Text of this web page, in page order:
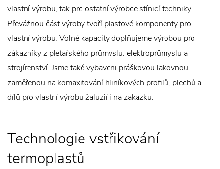
vlastní výrobu, tak pro ostatní výrobce stínicí techniky.
Převážnou část výroby tvoří plastové komponenty pro
vlastní výrobu. Volné kapacity doplňujeme výrobou pro
zákazníky z pletařského průmyslu, elektroprůmyslu a
strojírenství. Jsme také vybaveni práškovou lakovnou
zaměřenou na komaxitování hliníkových profilů, plechů a
dílů pro vlastní výrobu žaluzií i na zakázku.
Technologie vstřikování
termoplastů